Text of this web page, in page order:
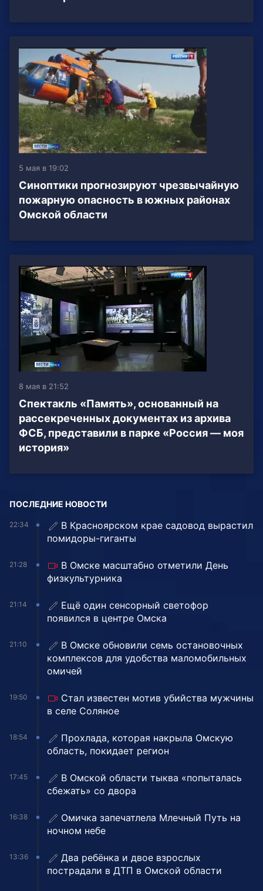
5 мая в 19:02
Синоптики прогнозируют чрезвычайную
пожарную опасность в южных районах
Омской области
8 мая в 21:52
Спектакль «Память», основанный на
рассекреченных документах из архива
ФСБ, представили в парке «Россия — моя
история»
ПОСЛЕДНИЕ НОВОСТИ
22:34
В Красноярском крае садовод вырастил
помидоры-гиганты
21:28
В Омске масштабно отметили День
физкультурника
21:14
Ещё один сенсорный светофор
появился в центре Омска
21:10
В Омске обновили семь остановочных
комплексов для удобства маломобильных
омичей
19:50
Стал известен мотив убийства мужчины
в селе Соляное
18:54
Прохлада, которая накрыла Омскую
область, покидает регион
17:45
В Омской области тыква «попыталась
сбежать» со двора
16:38
Омичка запечатлела Млечный Путь на
ночном небе
13:36
Два ребёнка и двое взрослых
пострадали в ДТП в Омской области